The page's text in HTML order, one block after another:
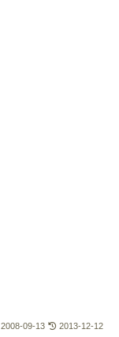
2008-09-13 2013-12-12